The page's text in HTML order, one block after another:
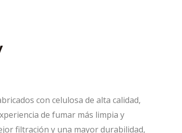
con celulosa de alta calidad,
de fumar más limpia y
filtración y una mayor durabilidad,